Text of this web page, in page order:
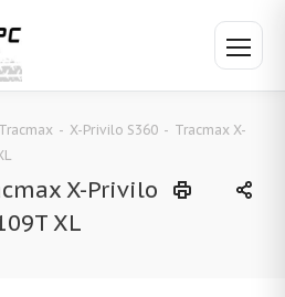
Tracmax - X-Privilo S360 - Tracmax X-
X-Privilo
XL